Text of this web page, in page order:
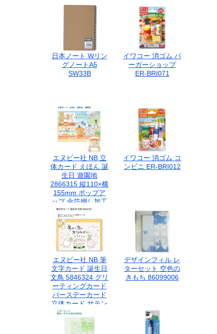
日本ノート Wリン
グノートA5
SW33B
イワコー 消ゴム バ
ーガーショップ
ER-BRI071
エヌビー社 NB 立
体カード えほん 誕
生日 遊園地
2866315 縦110×横
155mm ポップア
ップ 金箔押し加工
飛び出す かわいい
バースデー 子ども
ユニーク テーマパ
ーク メリーゴーラ
ウンド 観覧車 ジェ
ットコースター バ
ースデーカード お
誕生日
イワコー 消ゴム コ
ンビニ ER-BRI012
エヌビー社 NB 筆
文字カード 誕生日
文鳥 5846324 グリ
ーティングカード
バースデーカード
立体カード サテン
リボン 金箔押し 洋
型2号 封筒付き 日
本製?
デザインフィル レ
ターセット 空色の
きもち 86099006